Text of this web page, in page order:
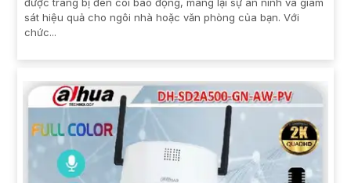
sát hiệu quả cho ngôi nhà hoặc văn phòng của bạn. Với
chức...